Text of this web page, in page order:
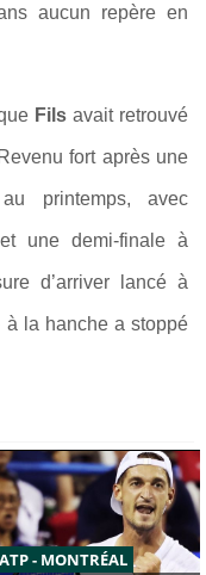
aucun repère en
Fils avait retrouvé
fort après une
printemps, avec
et une demi-finale à
d’arriver lancé à
à la hanche a stoppé
ATP - MONTRÉAL